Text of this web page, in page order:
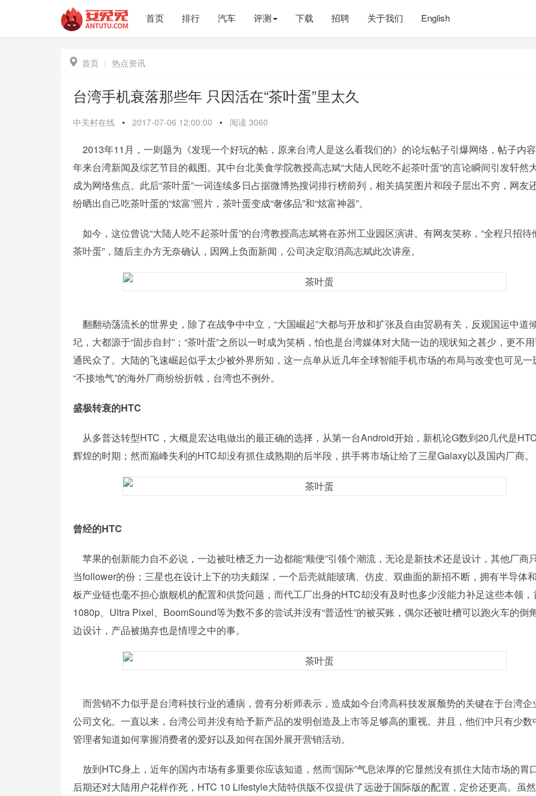
首页 排行 汽车 评测 下载 招聘 关于我们 English
 首页 热点资讯
台湾手机衰落那些年 只因活在“茶叶蛋”里太久
中关村在线 • 2017-07-06 12:00:00 • 阅读 3060
2013年11月，一则题为《发现一个好玩的帖，原来台湾人是这么看我们的》的论坛帖子引爆网络，帖子内
年来台湾新闻及综艺节目的截图。其中台北美食学院教授高志斌“大陆人民吃不起茶叶蛋”的言论瞬间引发轩然
成为网络焦点。此后“茶叶蛋”一词连续多日占据微博热搜词排行榜前列，相关搞笑图片和段子层出不穷，网友
纷晒出自己吃茶叶蛋的“炫富”照片，茶叶蛋变成“奢侈品”和“炫富神器”。
如今，这位曾说“大陆人吃不起茶叶蛋”的台湾教授高志斌将在苏州工业园区演讲。有网友笑称，“全程只招待
茶叶蛋”，随后主办方无奈确认，因网上负面新闻，公司决定取消高志斌此次讲座。
翻翻动荡流长的世界史，除了在战争中中立，“大国崛起”大都与开放和扩张及自由贸易有关，反观国运中道
圮，大都源于“固步自封”；“茶叶蛋”之所以一时成为笑柄，怕也是台湾媒体对大陆一边的现状知之甚少，更不
通民众了。大陆的飞速崛起似乎太少被外界所知，这一点单从近几年全球智能手机市场的布局与改变也可见一
“不接地气”的海外厂商纷纷折戟，台湾也不例外。
盛极转衰的HTC
从多普达转型HTC，大概是宏达电做出的最正确的选择，从第一台Android开始，新机论G数到20几代是
辉煌的时期；然而巅峰失利的HTC却没有抓住成熟期的后半段，拱手将市场让给了三星Galaxy以及国内厂商。
曾经的HTC
苹果的创新能力自不必说，一边被吐槽乏力一边都能“顺便”引领个潮流，无论是新技术还是设计，其他厂商
当follower的份；三星也在设计上下的功夫颇深，一个后壳就能玻璃、仿皮、双曲面的新招不断，拥有半导体
板产业链也毫不担心旗舰机的配置和供货问题，而代工厂出身的HTC却没有及时也多少没能力补足这些本领，
1080p、Ultra Pixel、BoomSound等为数不多的尝试并没有“普适性”的被买账，偶尔还被吐槽可以跑火车的倒
边设计，产品被抛弃也是情理之中的事。
而营销不力似乎是台湾科技行业的通病，曾有分析师表示，造成如今台湾高科技发展颓势的关键在于台湾企
公司文化。一直以来，台湾公司并没有给予新产品的发明创造及上市等足够高的重视。并且，他们中只有少数
管理者知道如何掌握消费者的爱好以及如何在国外展开营销活动。
放到HTC身上，近年的国内市场有多重要你应该知道，然而“国际”气息浓厚的它显然没有抓住大陆市场的胃
后期还对大陆用户花样作死，HTC 10 Lifestyle大陆特供版不仅提供了远逊于国际版的配置，定价还更高。虽